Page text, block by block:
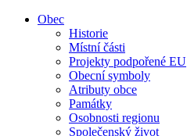
Obec
Historie
Místní části
Projekty podpořené EU
Obecní symboly
Atributy obce
Památky
Osobnosti regionu
Společenský život